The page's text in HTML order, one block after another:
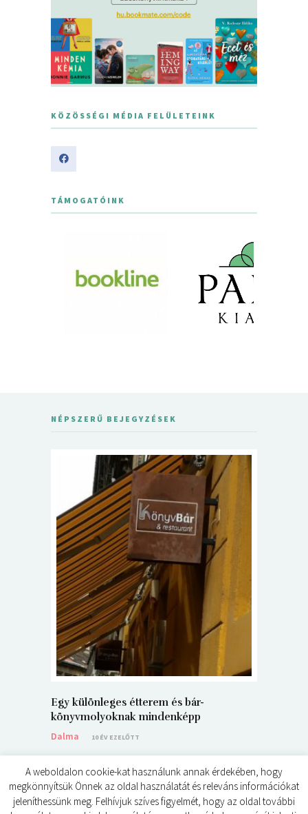
KÖZÖSSÉGI MÉDIA FELÜLETEINK
TÁMOGATÓINK
NÉPSZERŰ BEJEGYZÉSEK
Egy különleges étterem és bár-
könyvmolyoknak mindenképp
Dalma
10 ÉV EZELŐTT
A weboldalon cookie-kat használunk annak érdekében, hogy
megkönnyítsük Önnek az oldal használatát és releváns információkat
jeleníthessünk meg. Felhívjuk szíves figyelmét, hogy az oldal további